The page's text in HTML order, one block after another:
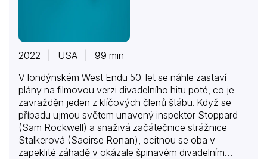
2022 | USA | 99 min
V londýnském West Endu 50. let se náhle zastaví
plány na filmovou verzi divadelního hitu poté, co je
zavražděn jeden z klíčových členů štábu. Když se
případu ujmou světem unavený inspektor Stoppard
(Sam Rockwell) a snaživá začátečnice strážnice
Stalkerová (Saoirse Ronan), ocitnou se oba v
zapeklité záhadě v okázale špinavém divadelním